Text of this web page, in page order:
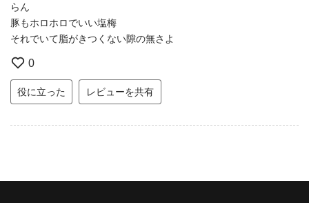
らん
豚もホロホロでいい塩梅
それでいて脂がきつくない隙の無さよ
0
役に立った レビューを共有